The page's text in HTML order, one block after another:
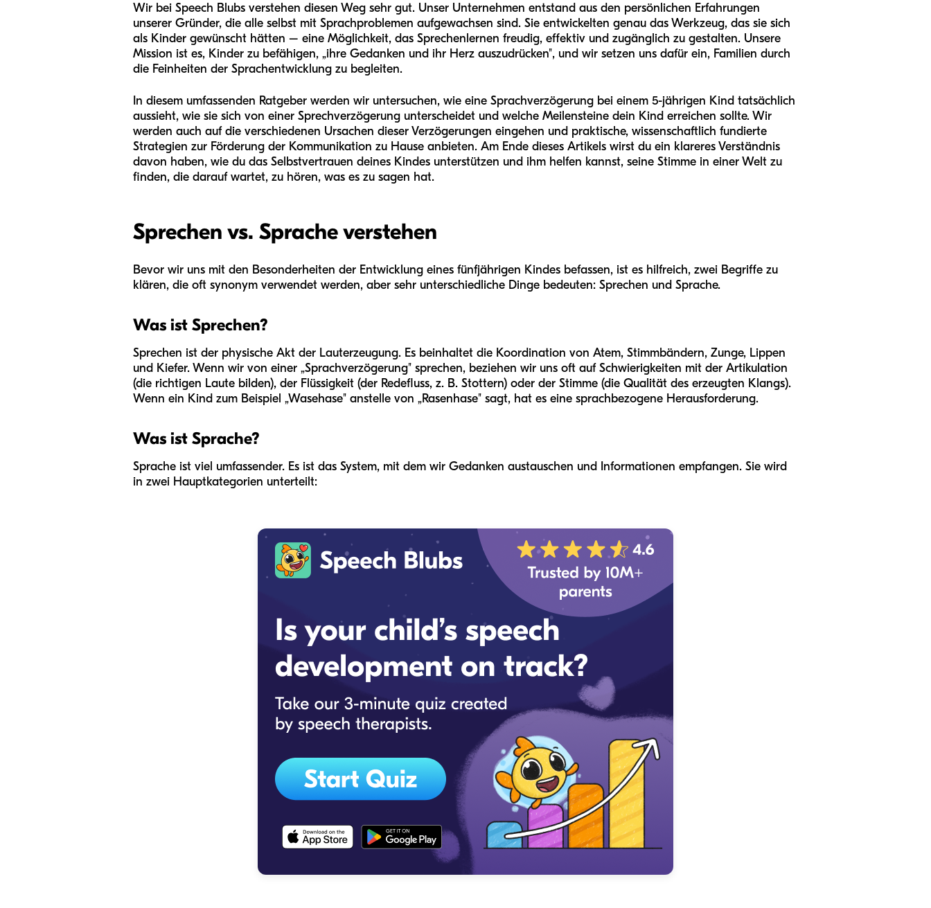
Wir bei Speech Blubs verstehen diesen Weg sehr gut. Unser Unternehmen entstand aus den persönlichen Erfahrungen
unserer Gründer, die alle selbst mit Sprachproblemen aufgewachsen sind. Sie entwickelten genau das Werkzeug, das sie sich
als Kinder gewünscht hätten – eine Möglichkeit, das Sprechenlernen freudig, effektiv und zugänglich zu gestalten. Unsere
Mission ist es, Kinder zu befähigen, „ihre Gedanken und ihr Herz auszudrücken", und wir setzen uns dafür ein, Familien durch
die Feinheiten der Sprachentwicklung zu begleiten.
In diesem umfassenden Ratgeber werden wir untersuchen, wie eine Sprachverzögerung bei einem 5-jährigen Kind tatsächlich
aussieht, wie sie sich von einer Sprechverzögerung unterscheidet und welche Meilensteine dein Kind erreichen sollte. Wir
werden auch auf die verschiedenen Ursachen dieser Verzögerungen eingehen und praktische, wissenschaftlich fundierte
Strategien zur Förderung der Kommunikation zu Hause anbieten. Am Ende dieses Artikels wirst du ein klareres Verständnis
davon haben, wie du das Selbstvertrauen deines Kindes unterstützen und ihm helfen kannst, seine Stimme in einer Welt zu
finden, die darauf wartet, zu hören, was es zu sagen hat.
Sprechen vs. Sprache verstehen
Bevor wir uns mit den Besonderheiten der Entwicklung eines fünfjährigen Kindes befassen, ist es hilfreich, zwei Begriffe zu
klären, die oft synonym verwendet werden, aber sehr unterschiedliche Dinge bedeuten: Sprechen und Sprache.
Was ist Sprechen?
Sprechen ist der physische Akt der Lauterzeugung. Es beinhaltet die Koordination von Atem, Stimmbändern, Zunge, Lippen
und Kiefer. Wenn wir von einer „Sprachverzögerung" sprechen, beziehen wir uns oft auf Schwierigkeiten mit der Artikulation
(die richtigen Laute bilden), der Flüssigkeit (der Redefluss, z. B. Stottern) oder der Stimme (die Qualität des erzeugten Klangs).
Wenn ein Kind zum Beispiel „Wasehase" anstelle von „Rasenhase" sagt, hat es eine sprachbezogene Herausforderung.
Was ist Sprache?
Sprache ist viel umfassender. Es ist das System, mit dem wir Gedanken austauschen und Informationen empfangen. Sie wird
in zwei Hauptkategorien unterteilt: